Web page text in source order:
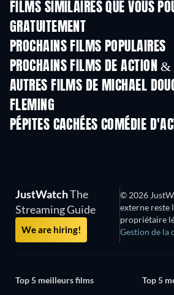
FILMS SIMILAIRES QUE VOUS
GRATUITEMENT
PROCHAINS FILMS POPULAIRES
PROCHAINS FILMS DE ACTION &
AUTRES FILMS DE MICHAEL
FLEMING
PÉPITES CACHÉES COMÉDIE
JustWatchThe
Streaming Guide
We are hiring!
© 2026
externe reste
propriétaire
Gestion de la
Top 5 meilleurs films
Top 5